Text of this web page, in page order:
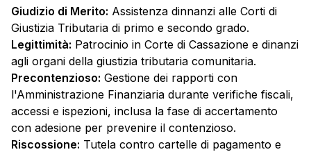
Giudizio di Merito: Assistenza dinnanzi alle Corti di
Giustizia Tributaria di primo e secondo grado.
Legittimità: Patrocinio in Corte di Cassazione e dinanzi
agli organi della giustizia tributaria comunitaria.
Precontenzioso: Gestione dei rapporti con
l'Amministrazione Finanziaria durante verifiche fiscali,
accessi e ispezioni, inclusa la fase di accertamento
con adesione per prevenire il contenzioso.
Riscossione: Tutela contro cartelle di pagamento e